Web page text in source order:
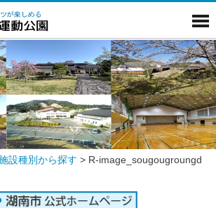
設種別から探す > R-image_sougougroungd